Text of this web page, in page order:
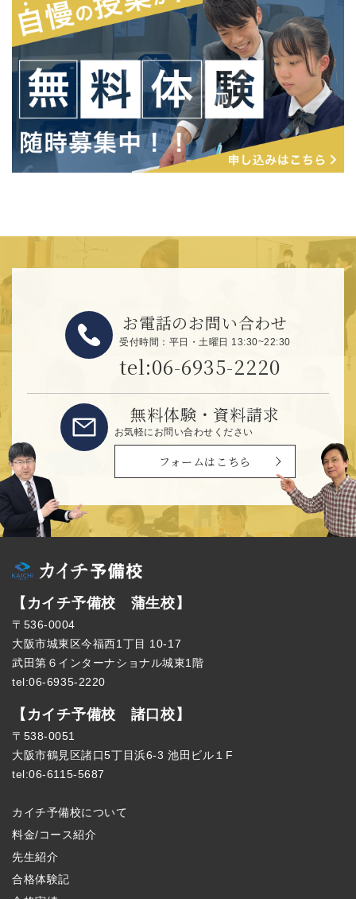
お電話のお問い合わせ
受付時間：平日・土曜日 13:30~22:30
tel:06-6935-2220
無料体験・資料請求
お気軽にお問い合わせください
フォームはこちら
【カイチ予備校 蒲生校】
〒536-0004
大阪市城東区今福西1丁目 10-17
武田第６インターナショナル城東1階
tel:06-6935-2220
【カイチ予備校 諸口校】
〒538-0051
大阪市鶴見区諸口5丁目浜6-3 池田ビル１F
tel:06-6115-5687
カイチ予備校について
料金/コース紹介
先生紹介
合格体験記